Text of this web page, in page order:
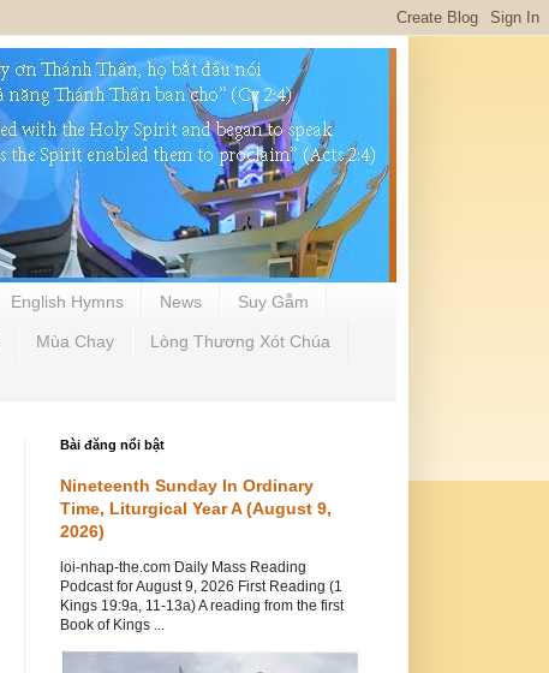
English Hymns News Suy Gẫm
Mùa Chay Lòng Thương Xót Chúa
Bài đăng nổi bật
Nineteenth Sunday In Ordinary
Time, Liturgical Year A (August 9,
2026)
loi-nhap-the.com Daily Mass Reading
Podcast for August 9, 2026 First Reading (1
Kings 19:9a, 11-13a) A reading from the first
Book of Kings ...